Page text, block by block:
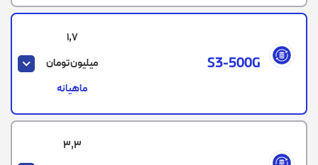
S3-500G
1,7
میلیون تومان
ماهیانه
3,3